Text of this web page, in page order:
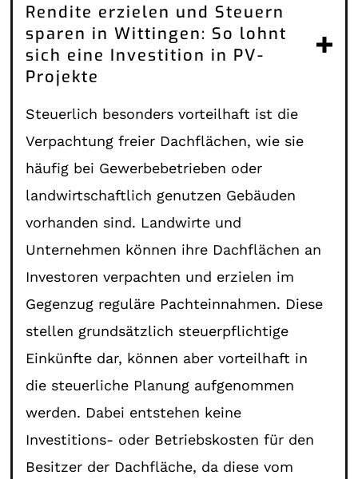
Rendite erzielen und Steuern
sparen in Wittingen: So lohnt
sich eine Investition in PV-
Projekte
Steuerlich besonders vorteilhaft ist die
Verpachtung freier Dachflächen, wie sie
häufig bei Gewerbebetrieben oder
landwirtschaftlich genutzen Gebäuden
vorhanden sind. Landwirte und
Unternehmen können ihre Dachflächen an
Investoren verpachten und erzielen im
Gegenzug reguläre Pachteinnahmen. Diese
stellen grundsätzlich steuerpflichtige
Einkünfte dar, können aber vorteilhaft in
die steuerliche Planung aufgenommen
werden. Dabei entstehen keine
Investitions- oder Betriebskosten für den
Besitzer der Dachfläche, da diese vom